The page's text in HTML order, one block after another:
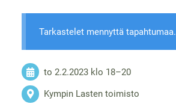
Tarkastelet mennyttä tapahtumaa.
to 2.2.2023 klo 18–20
Kympin Lasten toimisto